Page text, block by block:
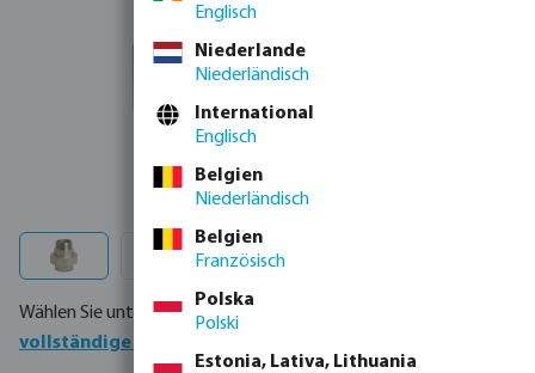
Wählen Sie unten Ihr Produkt oder bestellen Sie direkt über die
vollständige Produkttabelle
Englisch
Niederlande
Niederländisch
International
Englisch
Belgien
Niederländisch
Belgien
Französisch
Polska
Polski
Estonia, Lativa, Lithuania